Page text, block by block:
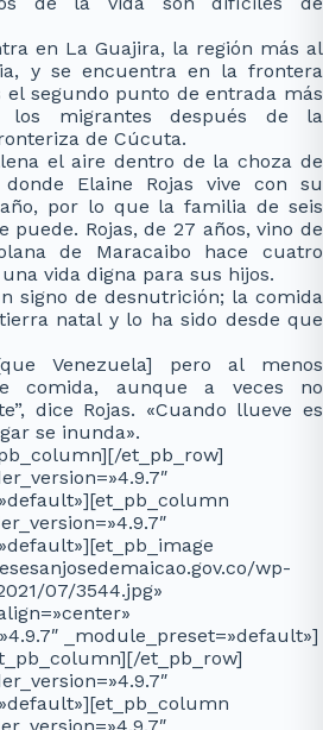
en La Guajira, la región más al
y se encuentra en la frontera
el segundo punto de entrada más
los migrantes después de la
de Cúcuta.
el aire dentro de la choza de
Elaine Rojas vive con su
por lo que la familia de seis
puede. Rojas, de 27 años, vino de
de Maracaibo hace cuatro
vida digna para sus hijos.
signo de desnutrición; la comida
natal y lo ha sido desde que
Venezuela] pero al menos
comida, aunque a veces no
dice Rojas. «Cuando llueve es
se inunda».
et_pb_row]
wp-
07/3544.jpg»
_module_preset=»default»]
et_pb_row]